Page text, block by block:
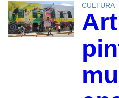
CULTURA